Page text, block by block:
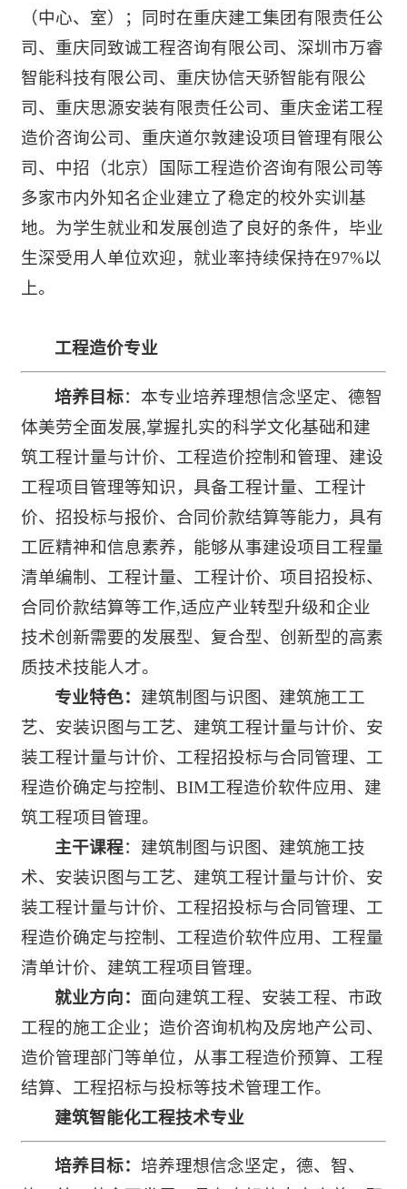
（中心、室）；同时在重庆建工集团有限责任公
司、重庆同致诚工程咨询有限公司、深圳市万睿
智能科技有限公司、重庆协信天骄智能有限公
司、重庆思源安装有限责任公司、重庆金诺工程
造价咨询公司、重庆道尔敦建设项目管理有限公
司、中招（北京）国际工程造价咨询有限公司等
多家市内外知名企业建立了稳定的校外实训基
地。为学生就业和发展创造了良好的条件，毕业
生深受用人单位欢迎，就业率持续保持在97%以
上。
工程造价专业
培养目标：本专业培养理想信念坚定、德智
体美劳全面发展,掌握扎实的科学文化基础和建
筑工程计量与计价、工程造价控制和管理、建设
工程项目管理等知识，具备工程计量、工程计
价、招投标与报价、合同价款结算等能力，具有
工匠精神和信息素养，能够从事建设项目工程量
清单编制、工程计量、工程计价、项目招投标、
合同价款结算等工作,适应产业转型升级和企业
技术创新需要的发展型、复合型、创新型的高素
质技术技能人才。
专业特色： 建筑制图与识图、建筑施工工
艺、安装识图与工艺、建筑工程计量与计价、安
装工程计量与计价、工程招投标与合同管理、工
程造价确定与控制、BIM工程造价软件应用、建
筑工程项目管理。
主干课程：建筑制图与识图、建筑施工技
术、安装识图与工艺、建筑工程计量与计价、安
装工程计量与计价、工程招投标与合同管理、工
程造价确定与控制、工程造价软件应用、工程量
清单计价、建筑工程项目管理。
就业方向： 面向建筑工程、安装工程、市政
工程的施工企业；造价咨询机构及房地产公司、
造价管理部门等单位，从事工程造价预算、工程
结算、工程招标与投标等技术管理工作。
建筑智能化工程技术专业
培养目标：培养理想信念坚定，德、智、